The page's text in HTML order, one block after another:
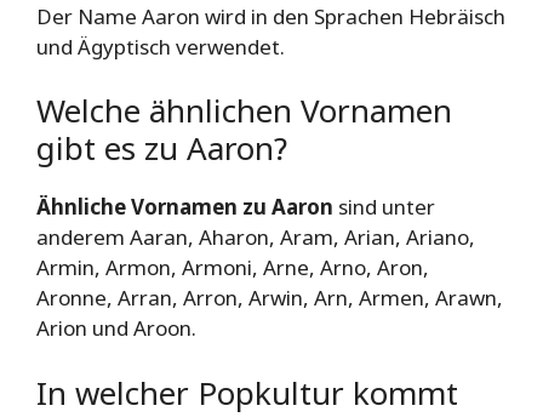
Der Name Aaron wird in den Sprachen Hebräisch
und Ägyptisch verwendet.
Welche ähnlichen Vornamen
gibt es zu Aaron?
Ähnliche Vornamen zu Aaron sind unter
anderem Aaran, Aharon, Aram, Arian, Ariano,
Armin, Armon, Armoni, Arne, Arno, Aron,
Aronne, Arran, Arron, Arwin, Arn, Armen, Arawn,
Arion und Aroon.
In welcher Popkultur kommt